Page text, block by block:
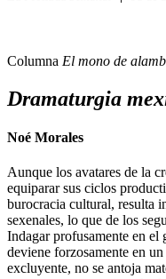
Columna El mono de
Dramaturgia
Noé Morales
Aunque los avatares de la
equiparar sus ciclos
burocracia cultural, resulta
sexenales, lo que de los
Indagar profusamente en el
deviene forzosamente en
excluyente, no se antoja